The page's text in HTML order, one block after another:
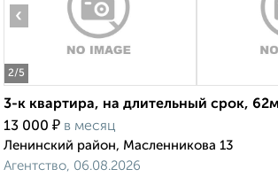
2/5
‹
3-к квартира, на длительный срок,
13 000 ₽ в месяц
Ленинский район, Масленникова 13
Агентство, 06.08.2026